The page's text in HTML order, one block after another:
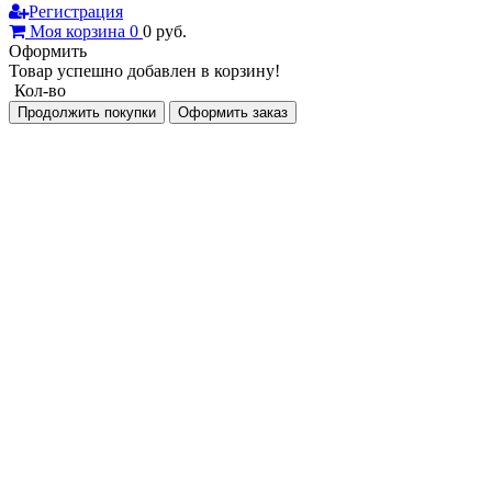
Регистрация
Моя корзина 0 0 руб.
Оформить
Товар успешно добавлен в корзину!
Кол-во
Продолжить покупки Оформить заказ